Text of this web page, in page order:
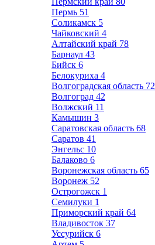
Пермь 51
Соликамск 5
Чайковский 4
Алтайский край 78
Барнаул 43
Бийск 6
Белокуриха 4
Волгоградская область 72
Волгоград 42
Волжский 11
Камышин 3
Саратовская область 68
Саратов 41
Энгельс 10
Балаково 6
Воронежская область 65
Воронеж 52
Острогожск 1
Семилуки 1
Приморский край 64
Владивосток 37
Уссурийск 6